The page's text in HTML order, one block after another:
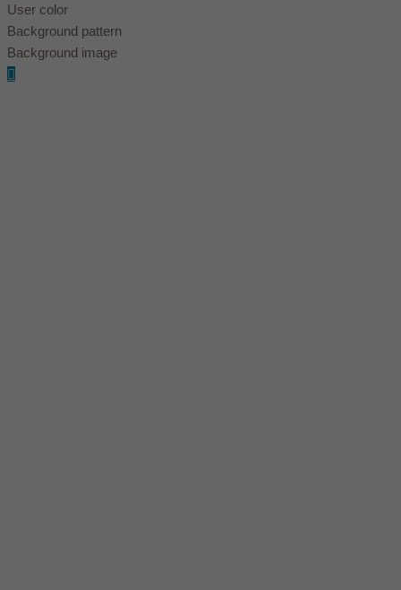
User color
Background pattern
Background image